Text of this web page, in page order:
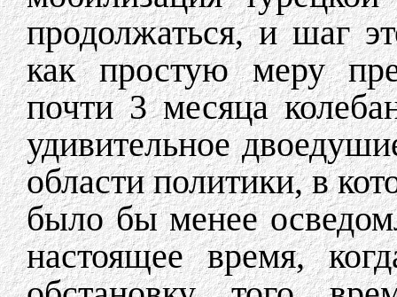
продолжаться, и шаг
как простую меру
почти 3 месяца
удивительное
области политики, в
было бы менее
настоящее время,